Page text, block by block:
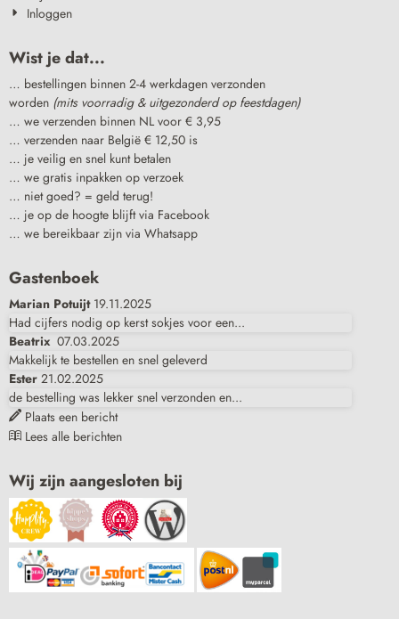
Inloggen
Wist je dat...
… bestellingen binnen 2-4 werkdagen verzonden
worden (mits voorradig & uitgezonderd op feestdagen)
… we verzenden binnen NL voor € 3,95
… verzenden naar België € 12,50 is
… je veilig en snel kunt betalen
… we gratis inpakken op verzoek
… niet goed? = geld terug!
… je op de hoogte blijft via Facebook
… we bereikbaar zijn via Whatsapp
Gastenboek
Marian Potuijt 19.11.2025
Had cijfers nodig op kerst sokjes voor een...
Beatrix 07.03.2025
Makkelijk te bestellen en snel geleverd
Ester 21.02.2025
de bestelling was lekker snel verzonden en...
Plaats een bericht
Lees alle berichten
Wij zijn aangesloten bij